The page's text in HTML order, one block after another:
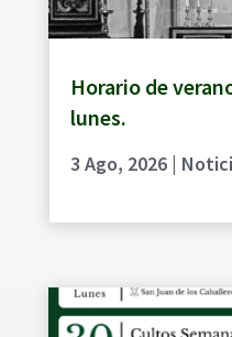
Horario de
lunes.
3 Ago, 2026|